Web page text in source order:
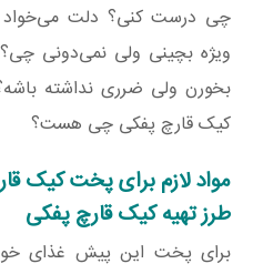
چی درست کنی؟ دلت
ویژه بچینی ولی نمی‌دونی
بخورن ولی ضرری نداشته
کیک قارچ پفکی چی هست؟
مواد لازم برای پخت کیک
طرز تهیه کیک قارچ پفکی
برای پخت این پیش غذای